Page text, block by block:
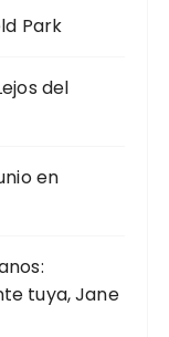
Park
del
en
tuya, Jane